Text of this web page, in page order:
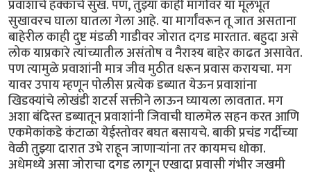
प्रवाशांचे हक्काचे सुख. पण, तुझ्या काही मार्गांवर या मूलभूत
सुखावरच घाला घातला गेला आहे. या मार्गांवरून तू जात असताना
बाहेरील काही दुष्ट मंडळी गाडीवर जोरात दगड मारतात. बहुदा असे
लोक याप्रकारे त्यांच्यातील असंतोष व नैराश्य बाहेर काढत असावेत.
पण त्यामुळे प्रवाशांनी मात्र जीव मुठीत धरून प्रवास करायचा. मग
यावर उपाय म्हणून पोलीस प्रत्येक डब्यात येऊन प्रवाशांना
खिडक्यांचे लोखंडी शटर्स सक्तीने लाऊन घ्यायला लावतात. मग
अशा बंदिस्त डब्यातून प्रवाशांनी जिवाची घालमेल सहन करत आणि
एकमेकांकडे कंटाळा येईस्तोवर बघत बसायचे. बाकी प्रचंड गर्दीच्या
वेळी तुझ्या दारात उभे राहून जाणाऱ्यांना तर कायमच धोका.
अधेमध्ये असा जोराचा दगड लागून एखादा प्रवासी गंभीर जखमी